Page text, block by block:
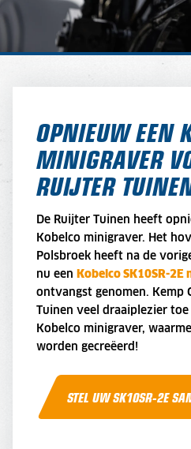
OPNIEUW EEN
MINIGRAVER
RUIJTER
De Ruijter Tuinen heeft
Kobelco minigraver. Het
Polsbroek heeft na de
nu een Kobelco SK10SR-
ontvangst genomen. Kemp
Tuinen veel draaiplezier
Kobelco minigraver,
worden gecreëerd!
STEL UW SK10SR-2E